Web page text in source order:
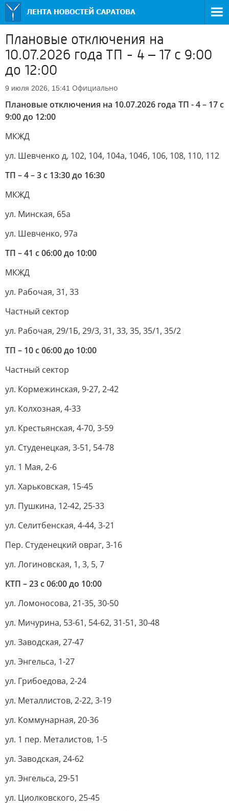
Плановые отключения на
10.07.2026 года ТП - 4 – 17 с 9:00
до 12:00
9 июля 2026, 15:41 Официально
Плановые отключения на 10.07.2026 года ТП - 4 – 17 с
9:00 до 12:00
МКЖД
ул. Шевченко д, 102, 104, 104а, 104б, 106, 108, 110, 112
ТП – 4 – 3 с 13:30 до 16:30
МКЖД
ул. Минская, 65а
ул. Шевченко, 97а
ТП – 41 с 06:00 до 10:00
МКЖД
ул. Рабочая, 31, 33
Частный сектор
ул. Рабочая, 29/1Б, 29/3, 31, 33, 35, 35/1, 35/2
ТП – 10 с 06:00 до 10:00
Частный сектор
ул. Кормежинская, 9-27, 2-42
ул. Колхозная, 4-33
ул. Крестьянская, 4-70, 3-59
ул. Студенецкая, 3-51, 54-78
ул. 1 Мая, 2-6
ул. Харьковская, 15-45
ул. Пушкина, 12-42, 25-33
ул. Селитбенская, 4-44, 3-21
Пер. Студенецкий овраг, 3-16
ул. Логиновская, 1, 3, 5, 7
КТП – 23 с 06:00 до 10:00
ул. Ломоносова, 21-35, 30-50
ул. Мичурина, 53-61, 54-62, 31-51, 30-48
ул. Заводская, 27-47
ул. Энгельса, 1-27
ул. Грибоедова, 2-24
ул. Металлистов, 2-22, 3-19
ул. Коммунарная, 20-36
ул. 1 пер. Металистов, 1-5
ул. Заводская, 24-62
ул. Энгельса, 29-51
ул. Циолковского, 25-45